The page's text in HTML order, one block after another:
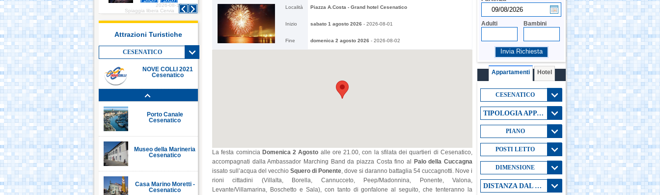
2026-08-10
Spiaggia libera Cervia
2026-08-10
Spiaggia libera Cervia
2026-08-10
Spiaggia libera Cervia
Attrazioni Turistiche
CESENATICO
NOVE COLLI 2021
Cesenatico
Italia in Miniatura -
Rimini
Le Navi Acquario -
Cattolica
Porto Canale
Cesenatico
Museo della Marineria
Cesenatico
Casa Marino Moretti -
Cesenatico
Località Piazza A.Costa - Grand hotel Cesenatico
Inizio sabato 1 agosto 2026 - 2026-08-01
Fine domenica 2 agosto 2026 - 2026-08-02
La festa comincia Domenica 2 Agosto alle ore 21.00, con la sfilata dei quartieri di Cesenatico,
accompagnati dalla Ambassador Marching Band da piazza Costa fino al
Palo della Cuccagna
issato sull’acqua del vecchio Squero di Ponente, dove si daranno battaglia 54 cuccagnotti. Nove i
rioni cittadini (Villalta, Borella, Cannucceto, Peep/Madonnina, Ponente, Valona,
Levante/Villamarina, Boschetto e Sala), con tanto di gonfalone al seguito, che tenteranno la
Adulti Bambini
Invia Richiesta
Appartamenti Hotel
CESENATICO
TIPOLOGIA APPARTAMENTO
PIANO
POSTI LETTO
DIMENSIONE
DISTANZA DAL MARE